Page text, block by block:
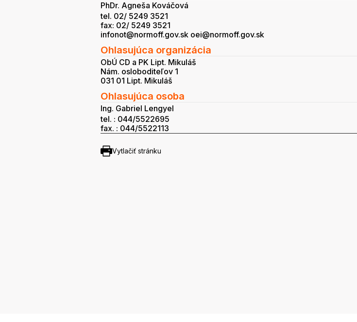
PhDr. Agneša Kováčová
tel. 02/ 5249 3521
fax: 02/ 5249 3521
infonot@normoff.gov.sk oei@normoff.gov.sk
Ohlasujúca organizácia
ObÚ CD a PK Lipt. Mikuláš
Nám. osloboditeľov 1
031 01 Lipt. Mikuláš
Ohlasujúca osoba
Ing. Gabriel Lengyel
tel. : 044/5522695
fax. : 044/5522113
Vytlačiť stránku